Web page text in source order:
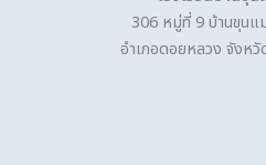
306 หมู่ที่ 9 บ้านขุนแ
อำเภอดอยหลวง จังห